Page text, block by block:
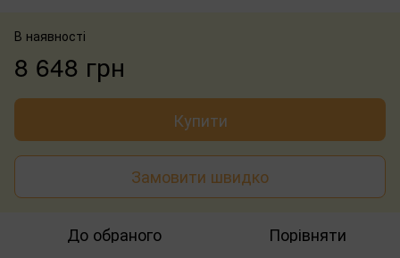
В наявності
8 648 грн
Купити
Замовити швидко
До обраного Порівняти